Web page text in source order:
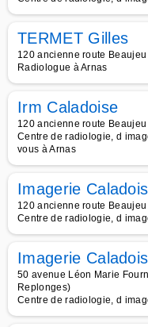
TERMET Gilles
120 ancienne route
Radiologue à Arnas
Irm Caladoise
120 ancienne route
Centre de radiologie, d
vous à Arnas
Imagerie
120 ancienne route
Centre de radiologie, d
Imagerie
50 avenue Léon Marie
Replonges)
Centre de radiologie, d